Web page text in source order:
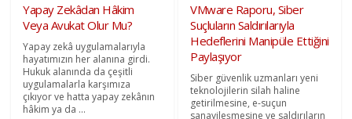
Yapay Zekâdan Hâkim
Veya Avukat Olur Mu?
Yapay zekâ uygulamalarıyla
hayatımızın her alanına girdi.
Hukuk alanında da çeşitli
uygulamalarla karşımıza
çıkıyor ve hatta yapay zekânın
hâkim ya da ...
VMware Raporu, Siber
Suçluların Saldırılarıyla
Hedeflerini Manipüle Ettiğini
Paylaşıyor
Siber güvenlik uzmanları yeni
teknolojilerin silah haline
getirilmesine, e-suçun
sanayileşmesine ve saldırıların